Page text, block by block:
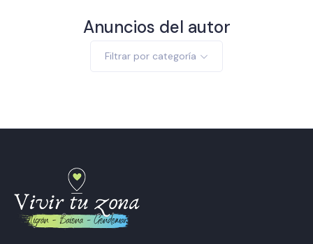
Anuncios del autor
Filtrar por categoría